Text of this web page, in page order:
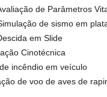
de Parâmetros
de sismo em
em Slide
Cinotécnica
incêndio em veículo
de voo de aves de